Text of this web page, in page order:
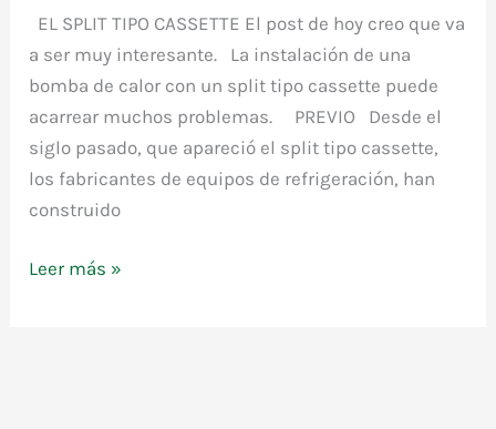
EL SPLIT TIPO CASSETTE El post de hoy creo que va
a ser muy interesante. La instalación de una
bomba de calor con un split tipo cassette puede
acarrear muchos problemas. PREVIO Desde el
siglo pasado, que apareció el split tipo cassette,
los fabricantes de equipos de refrigeración, han
construido
Leer más »